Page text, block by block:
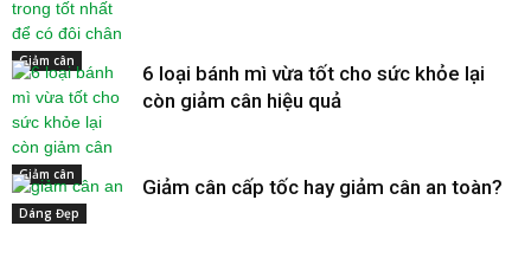
Giảm cân
Giảm cân
6 loại bánh mì vừa tốt cho sức khỏe lại
còn giảm cân hiệu quả
Dáng Đẹp
Giảm cân cấp tốc hay giảm cân an toàn?